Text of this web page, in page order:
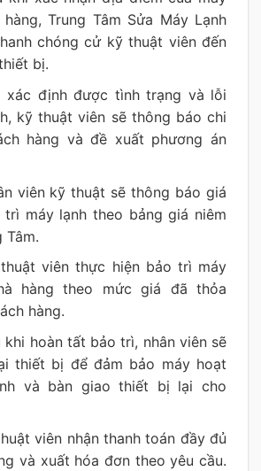
Trung Tâm Sửa Máy Lạnh
chóng cử kỹ thuật viên đến
bị.
xác định được tình trạng và lỗi
kỹ thuật viên sẽ thông báo chi
hàng và đề xuất phương án
viên kỹ thuật sẽ thông báo giá
máy lạnh theo bảng giá niêm
Tâm.
viên thực hiện bảo trì máy
hàng theo mức giá đã thỏa
hàng.
khi hoàn tất bảo trì, nhân viên sẽ
thiết bị để đảm bảo máy hoạt
và bàn giao thiết bị lại cho
viên nhận thanh toán đầy đủ
và xuất hóa đơn theo yêu cầu.